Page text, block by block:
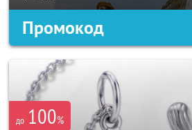
Промокод
до 100%